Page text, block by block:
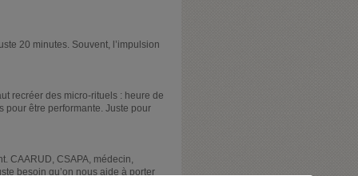
20 minutes. Souvent, l’impulsion
recréer des micro-rituels : heure de
pour être performante. Juste pour
CAARUD, CSAPA, médecin,
besoin qu’on nous aide à porter